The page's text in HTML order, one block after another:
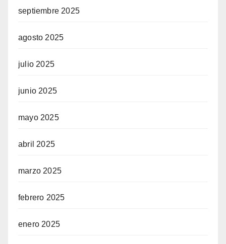
septiembre 2025
agosto 2025
julio 2025
junio 2025
mayo 2025
abril 2025
marzo 2025
febrero 2025
enero 2025